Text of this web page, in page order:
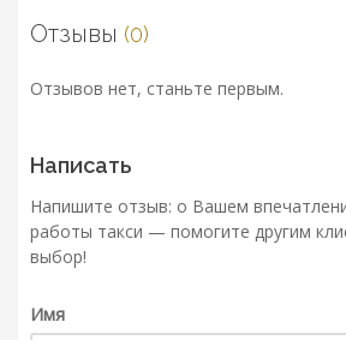
Отзывы (0)
Отзывов нет, станьте первым.
Написать
Напишите отзыв: о Вашем
работы такси — помогите другим
выбор!
Имя